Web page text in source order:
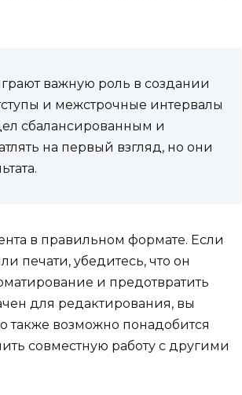
важную роль в создании
и межстрочные интервалы
сбалансированным и
на первый взгляд, но они
в правильном формате. Если
печати, убедитесь, что он
и предотвратить
для редактирования, вы
также возможно понадобится
совместную работу с другими